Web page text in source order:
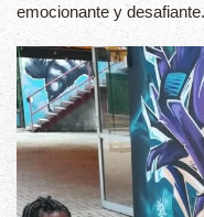
emocionante y desafiante.